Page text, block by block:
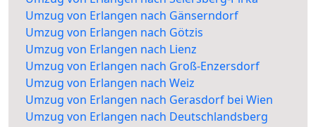
Umzug von Erlangen nach Gänserndorf
Umzug von Erlangen nach Götzis
Umzug von Erlangen nach Lienz
Umzug von Erlangen nach Groß-Enzersdorf
Umzug von Erlangen nach Weiz
Umzug von Erlangen nach Gerasdorf bei Wien
Umzug von Erlangen nach Deutschlandsberg